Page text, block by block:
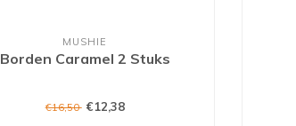
MUSHIE
Borden Caramel 2 Stuks
€16,50 €12,38